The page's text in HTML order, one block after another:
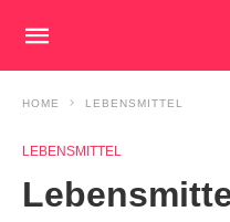
HOME LEBENSMITTEL
LEBENSMITTEL